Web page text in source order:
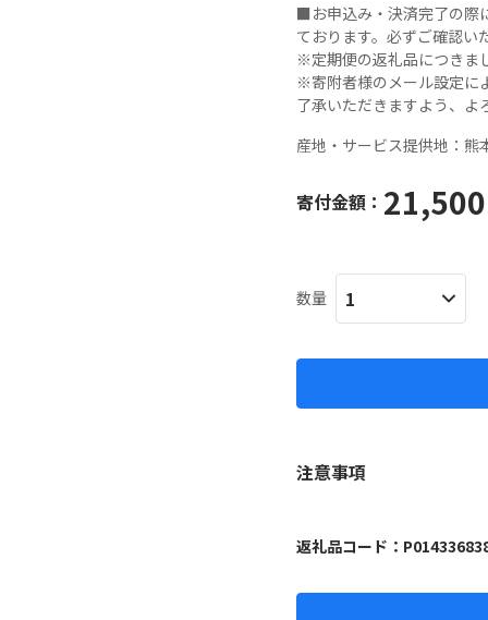
■お申込み・決済完了の際
ております。必ずご確認い
※定期便の返礼品につきま
※寄附者様のメール設定に
産地・サービス提供地： 熊
寄付金額： 21,500
数量
注意事項
返礼品コード：